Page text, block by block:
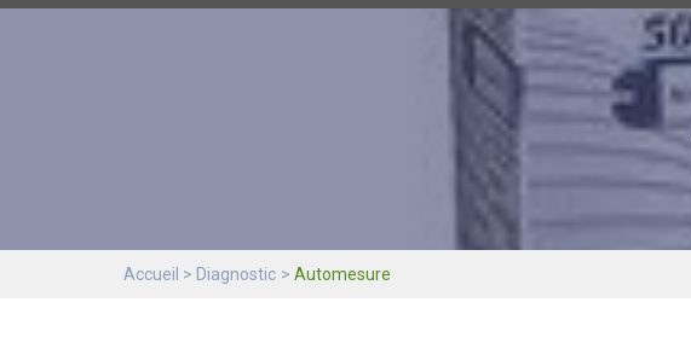
Accueil Diagnostic Automesure